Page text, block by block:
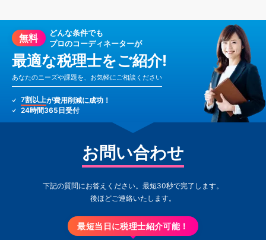
無料
どんな条件でも
プロのコーディネーターが
最適な税理士をご紹介!
あなたのニーズや課題を、お気軽にご相談ください
7割以上が費用削減に成功！
24時間365日受付
お問い合わせ
下記の質問にお答えください。最短30秒で完了します。
後ほどご連絡いたします。
最短当日に税理士紹介可能！